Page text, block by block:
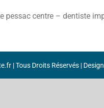
centre – dentiste
| Tous Droits Réservés |